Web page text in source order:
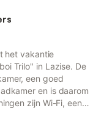
het vakantie
Trilo" in Lazise. De
een goed
en is daarom
zijn Wi-Fi, een
en een